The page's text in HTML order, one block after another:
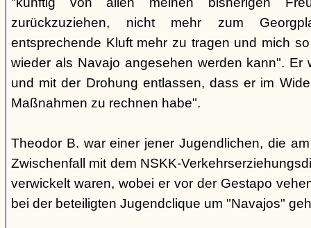
zurückzuziehen, nicht mehr zum
entsprechende Kluft mehr zu tragen und mich
wieder als Navajo angesehen werden kann". Er
und mit der Drohung entlassen, dass er im
Maßnahmen zu rechnen habe".
Theodor B. war einer jener Jugendlichen, die
Zwischenfall mit dem NSKK-
verwickelt waren, wobei er vor der Gestapo
bei der beteiligten Jugendclique um "Navajos"